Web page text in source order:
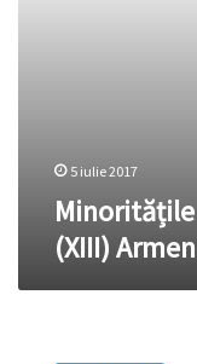
5 iulie 2017
(XIII)